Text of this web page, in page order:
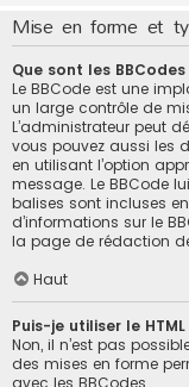
Mise en forme et
Que sont les BBCodes
Le BBCode est une
un large contrôle de
L’administrateur peut
vous pouvez aussi les
en utilisant l’option
message. Le BBCode
balises sont incluses
d’informations sur le
la page de rédaction
Haut
Puis-je utiliser le HTML
Non, il n’est pas
des mises en forme
avec les BBCodes.